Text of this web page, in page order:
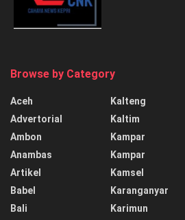
Browse by Category
Aceh
Advertorial
Ambon
Anambas
Artikel
Babel
Bali
Kalteng
Kaltim
Kampar
Kampar
Kamsel
Karanganyar
Karimun